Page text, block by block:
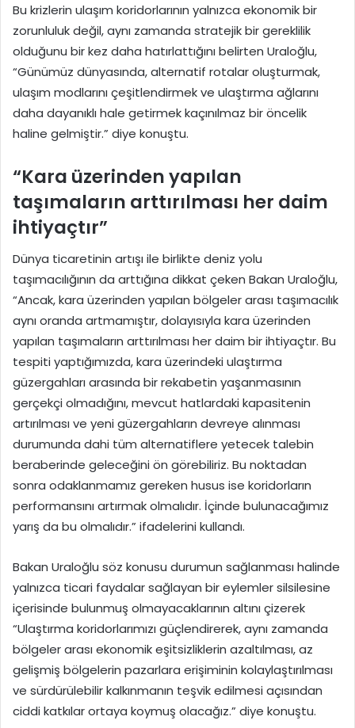
Bu krizlerin ulaşım koridorlarının yalnızca ekonomik bir
zorunluluk değil, aynı zamanda stratejik bir gereklilik
olduğunu bir kez daha hatırlattığını belirten Uraloğlu,
“Günümüz dünyasında, alternatif rotalar oluşturmak,
ulaşım modlarını çeşitlendirmek ve ulaştırma ağlarını
daha dayanıklı hale getirmek kaçınılmaz bir öncelik
haline gelmiştir.” diye konuştu.
“Kara üzerinden yapılan
taşımaların arttırılması her daim
ihtiyaçtır”
Dünya ticaretinin artışı ile birlikte deniz yolu
taşımacılığının da arttığına dikkat çeken Bakan Uraloğlu,
“Ancak, kara üzerinden yapılan bölgeler arası taşımacılık
aynı oranda artmamıştır, dolayısıyla kara üzerinden
yapılan taşımaların arttırılması her daim bir ihtiyaçtır. Bu
tespiti yaptığımızda, kara üzerindeki ulaştırma
güzergahları arasında bir rekabetin yaşanmasının
gerçekçi olmadığını, mevcut hatlardaki kapasitenin
artırılması ve yeni güzergahların devreye alınması
durumunda dahi tüm alternatiflere yetecek talebin
beraberinde geleceğini ön görebiliriz. Bu noktadan
sonra odaklanmamız gereken husus ise koridorların
performansını artırmak olmalıdır. İçinde bulunacağımız
yarış da bu olmalıdır.” ifadelerini kullandı.
Bakan Uraloğlu söz konusu durumun sağlanması halinde
yalnızca ticari faydalar sağlayan bir eylemler silsilesine
içerisinde bulunmuş olmayacaklarının altını çizerek
“Ulaştırma koridorlarımızı güçlendirerek, aynı zamanda
bölgeler arası ekonomik eşitsizliklerin azaltılması, az
gelişmiş bölgelerin pazarlara erişiminin kolaylaştırılması
ve sürdürülebilir kalkınmanın teşvik edilmesi açısından
ciddi katkılar ortaya koymuş olacağız.” diye konuştu.